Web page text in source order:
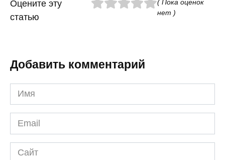
Оцените эту
статью
( Пока оценок
нет )
Добавить комментарий
Имя
*
Email
*
Сайт